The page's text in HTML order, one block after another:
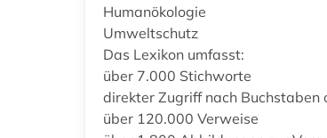
Humanökologie
Umweltschutz
Das Lexikon umfasst:
über 7.000 Stichworte
direkter Zugriff nach Buchstaben
über 120.000 Verweise